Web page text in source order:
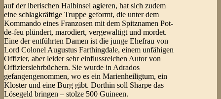
auf der iberischen Halbinsel agieren, hat sich zudem
eine schlagkräftige Truppe geformt, die unter dem
Kommando eines Franzosen mit dem Spitznamen Pot-
de-feu plündert, marodiert, vergewaltigt und mordet.
Eine der entführten Damen ist die junge Ehefrau von
Lord Colonel Augustus Farthingdale, einem unfähigen
Offizier, aber leider sehr einflussreichen Autor von
Offizierslehrbüchern. Sie wurde in Adrados
gefangengenommen, wo es ein Marienheiligtum, ein
Kloster und eine Burg gibt. Dorthin soll Sharpe das
Lösegeld bringen – stolze 500 Guineen.